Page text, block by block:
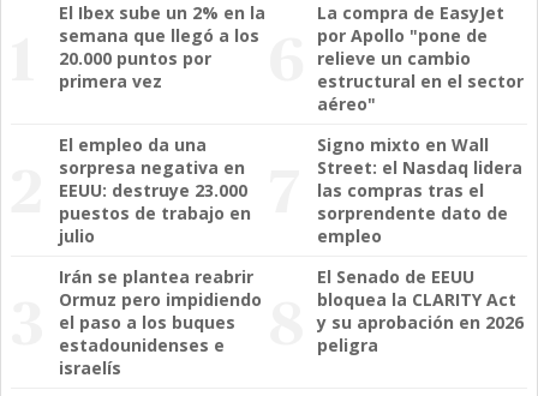
El Ibex sube un 2% en la
semana que llegó a los
20.000 puntos por
primera vez
El empleo da una
sorpresa negativa en
EEUU: destruye 23.000
puestos de trabajo en
julio
Irán se plantea reabrir
Ormuz pero impidiendo
el paso a los buques
estadounidenses e
israelís
La compra de EasyJet
por Apollo "pone de
relieve un cambio
estructural en el sector
aéreo"
Signo mixto en Wall
Street: el Nasdaq lidera
las compras tras el
sorprendente dato de
empleo
El Senado de EEUU
bloquea la CLARITY Act
y su aprobación en 2026
peligra